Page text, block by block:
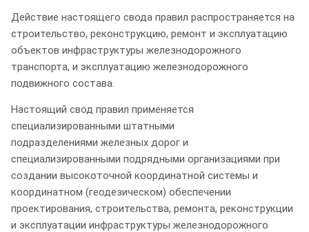
Действие настоящего свода правил распространяется на
строительство, реконструкцию, ремонт и эксплуатацию
объектов инфраструктуры железнодорожного
транспорта, и эксплуатацию железнодорожного
подвижного состава.
Настоящий свод правил применяется
специализированными штатными
подразделениями железных дорог и
специализированными подрядными организациями при
создании высокоточной координатной системы и
координатном (геодезическом) обеспечении
проектирования, строительства, ремонта, реконструкции
и эксплуатации инфраструктуры железнодорожного